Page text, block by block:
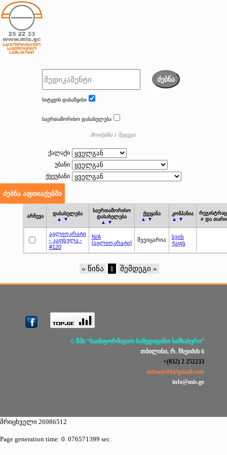
ძებნა
სიტყვის დასაწყისი
საერთაშორისო დასახელება
მოიძებნა 1 შედეგი.
ქალაქი
უბანი
ქვეუბანი
არჩევა
დასახელება
▲ ▼
საერთაშორისო
დასახელება
▲ ▼
ქვეყანა
▲ ▼
კომპანია
▲ ▼
# და
აგლიოკრატი
- კაფსულა -
#120
N/A
[აგლიოკრატი]
შვეიცარია
სვის
ქაფს
« წინა 1 შემდეგი »
© შპს “საინფორმაციო-სამედიცინო სამსახური”
თბილისი, რ. ჩხეიძის 6
+(032) 2 252233
infomis04@gmail.com
info@mis.ge
მრიცხველი 26986512
Page generation time: 0. 076571399 sec.